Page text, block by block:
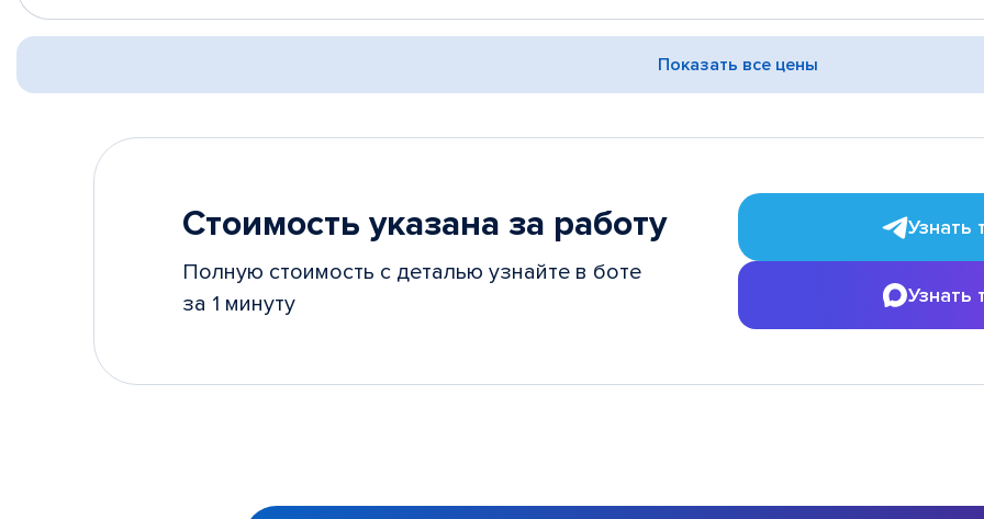
Показать все цены
Стоимость указана за работу
Полную стоимость с деталью узнайте в боте
за 1 минуту
Узнать
Узнать